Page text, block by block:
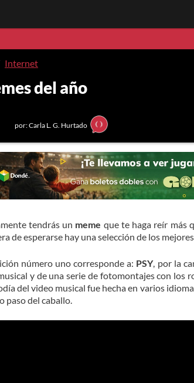
Internet
del año
por: Carla L. G. Hurtado
tendrás un meme que te haga reír más
de esperarse hay una selección de los mejores.
número uno corresponde a: PSY, por la
y de una serie de fotomontajes con los
del video musical fue hecha en varios
paso del caballo.